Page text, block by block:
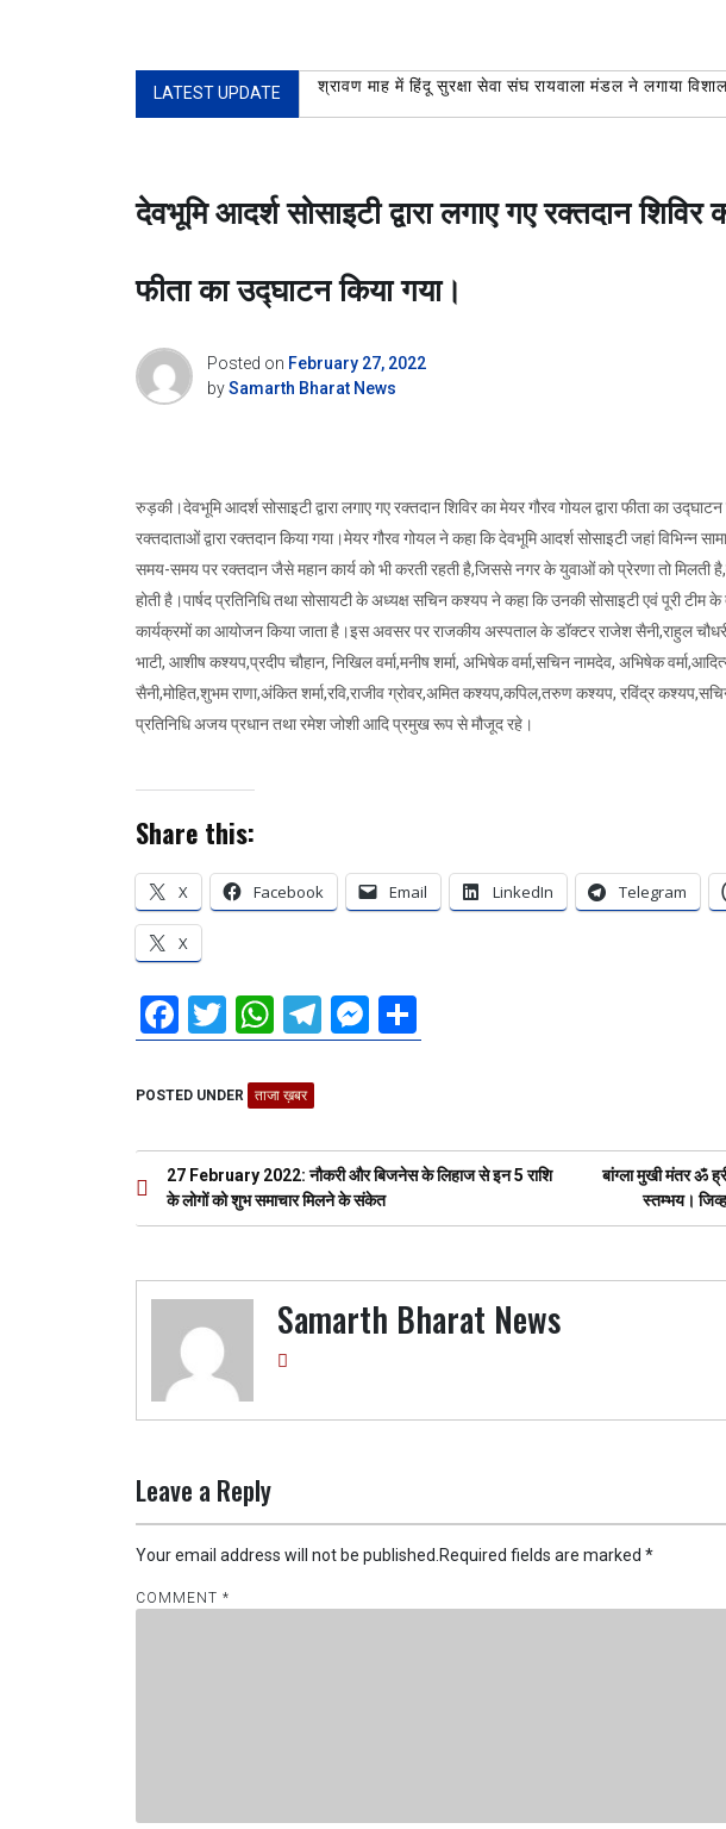
LATEST UPDATE श्रावण माह में हिंदू सुरक्षा सेवा संघ रायवाला मंडल ने लगाया
देवभूमि आदर्श सोसाइटी द्वारा लगाए गए रक्तदान शिविर
फीता का उद्घाटन किया गया।
Posted on February 27, 2022
bySamarth Bharat News
रुड़की।देवभूमि आदर्श सोसाइटी द्वारा लगाए गए रक्तदान शिविर का मेयर गौरव गोयल द्वारा फीता का
रक्तदाताओं द्वारा रक्तदान किया गया।मेयर गौरव गोयल ने कहा कि देवभूमि आदर्श सोसाइटी जहां विभिन्न
समय-समय पर रक्तदान जैसे महान कार्य को भी करती रहती है,जिससे नगर के युवाओं को प्रेरणा तो मिलती
होती है।पार्षद प्रतिनिधि तथा सोसायटी के अध्यक्ष सचिन कश्यप ने कहा कि उनकी सोसाइटी एवं पूरी टीम
कार्यक्रमों का आयोजन किया जाता है।इस अवसर पर राजकीय अस्पताल के डॉक्टर राजेश सैनी,राहुल चौधरी,
भाटी, आशीष कश्यप,प्रदीप चौहान, निखिल वर्मा,मनीष शर्मा, अभिषेक वर्मा,सचिन नामदेव, अभिषेक
सैनी,मोहित,शुभम राणा,अंकित शर्मा,रवि,राजीव ग्रोवर,अमित कश्यप,कपिल,तरुण कश्यप, रविंद्र कश्यप,सचिन
प्रतिनिधि अजय प्रधान तथा रमेश जोशी आदि प्रमुख रूप से मौजूद रहे।
Share this:
X Facebook Email LinkedIn Telegram
X
F
a
ce
o
o
T
wi
tt
W
h
at
A
p
T
el
a
m
M
es
g
er
h
POSTED UNDER ताजा ख़बर
Post
navigation
27 February 2022: नौकरी और बिजनेस के लिहाज से इन 5 राशि
के लोगों को शुभ समाचार मिलने के संकेत
बांग्ला मुखी मंतर ॐ
स्तम्भय।
Samarth Bharat News
Leave a Reply
Your email address will not be published. Required fields are marked *
COMMENT *